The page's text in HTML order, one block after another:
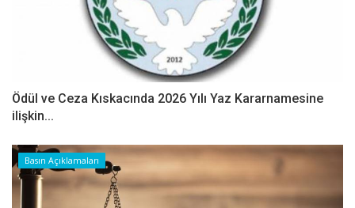
Ödül ve Ceza Kıskacında 2026 Yılı Yaz Kararnamesine
ilişkin...
Basın Açıklamaları